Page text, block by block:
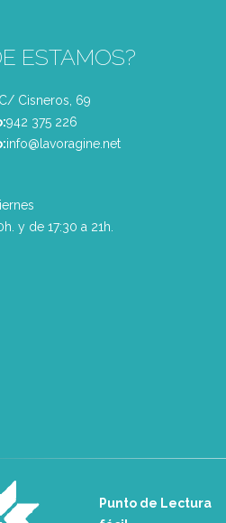
ESTAMOS?
C/ Cisneros, 69
‭942 375 226‬
info@lavoragine.net
y de 17:30 a 21h.
Punto de Lectura